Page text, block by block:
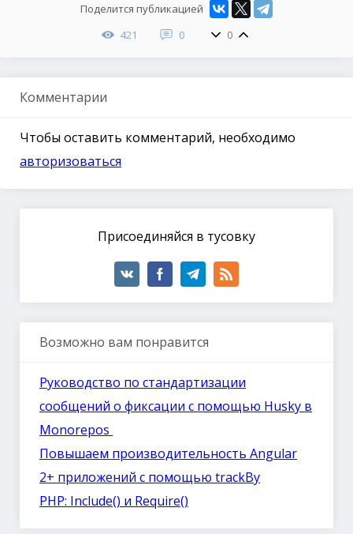
Поделится публикацией
421
0 0
Комментарии
Чтобы оставить комментарий, необходимо
авторизоваться
Присоединяйся в тусовку
Возможно вам понравится
Руководство по стандартизации
сообщений о фиксации с помощью Husky в
Monorepos
Повышаем производительность Angular
2+ приложений с помощью trackBy
PHP: Include() и Require()